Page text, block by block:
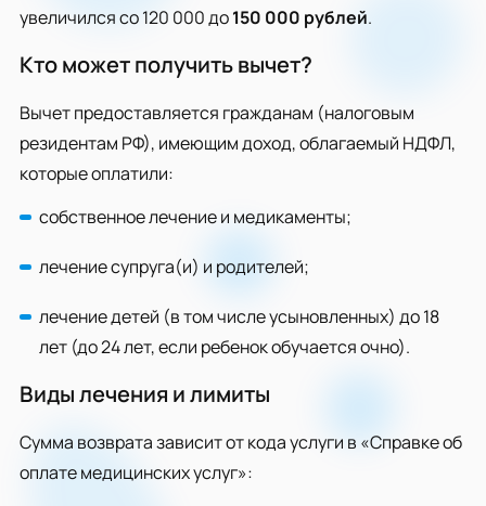
увеличился со 120 000 до150 000 рублей.
Кто может получить вычет?
Вычет предоставляется гражданам (налоговым
резидентам РФ), имеющим доход, облагаемый НДФЛ,
которые оплатили:
собственное лечение и медикаменты;
лечение супруга(и) и родителей;
лечение детей (в том числе усыновленных) до 18
лет (до 24 лет, если ребенок обучается очно).
Виды лечения и лимиты
Сумма возврата зависит от кода услуги в «Справке об
оплате медицинских услуг»: